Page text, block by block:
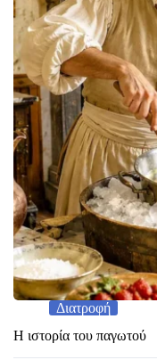
Διατροφή
Η ιστορία του παγωτού